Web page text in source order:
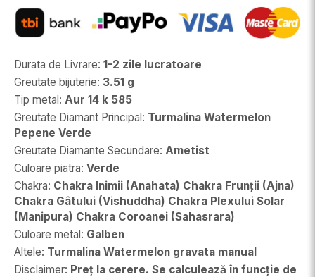
Durata de Livrare: 1-2 zile lucratoare
Greutate bijuterie: 3.51 g
Tip metal: Aur 14 k 585
Greutate Diamant Principal: Turmalina Watermelon
Pepene Verde
Greutate Diamante Secundare: Ametist
Culoare piatra: Verde
Chakra: Chakra Inimii (Anahata) Chakra Frunții (Ajna)
Chakra Gâtului (Vishuddha) Chakra Plexului Solar
(Manipura) Chakra Coroanei (Sahasrara)
Culoare metal: Galben
Altele: Turmalina Watermelon gravata manual
Disclaimer: Preț la cerere. Se calculează în funcție de